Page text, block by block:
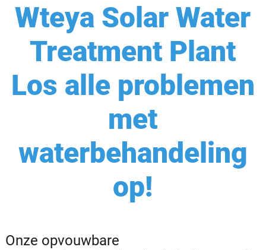
Wteya Solar Water
Treatment Plant
Los alle problemen
met
waterbehandeling
op!
Onze opvouwbare